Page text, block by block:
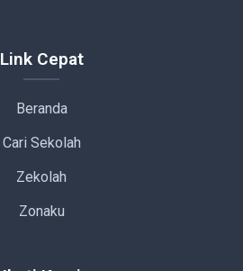
Link Cepat
Beranda
Cari Sekolah
Zekolah
Zonaku